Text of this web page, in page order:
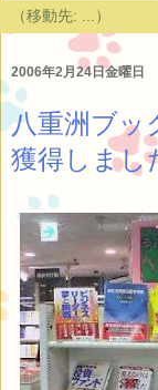
2006年2月24日金曜日
八重洲ブッ
獲得しまし